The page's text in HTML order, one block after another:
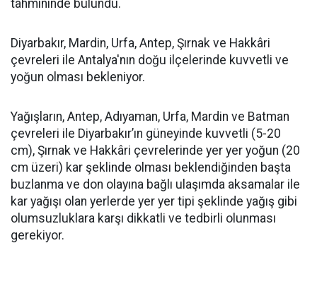
tahmininde bulundu.
Diyarbakır, Mardin, Urfa, Antep, Şırnak ve Hakkâri
çevreleri ile Antalya'nın doğu ilçelerinde kuvvetli ve
yoğun olması bekleniyor.
Yağışların, Antep, Adıyaman, Urfa, Mardin ve Batman
çevreleri ile Diyarbakır’ın güneyinde kuvvetli (5-20
cm), Şırnak ve Hakkâri çevrelerinde yer yer yoğun (20
cm üzeri) kar şeklinde olması beklendiğinden başta
buzlanma ve don olayına bağlı ulaşımda aksamalar ile
kar yağışı olan yerlerde yer yer tipi şeklinde yağış gibi
olumsuzluklara karşı dikkatli ve tedbirli olunması
gerekiyor.